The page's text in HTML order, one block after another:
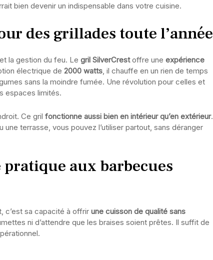
bien devenir un indispensable dans votre cuisine.
des grillades toute l’année
la gestion du feu. Le gril SilverCrestoffre une expérience
électrique de 2000 watts, il chauffe en un rien de temps
sans la moindre fumée. Une révolution pour celles et
espaces limités.
Ce gril fonctionne aussi bien en intérieur qu’en extérieur.
une terrasse, vous pouvez l’utiliser partout, sans déranger
aux barbecues
c’est sa capacité à offrir une cuisson de qualité sans
ni d’attendre que les braises soient prêtes. Il suffit de